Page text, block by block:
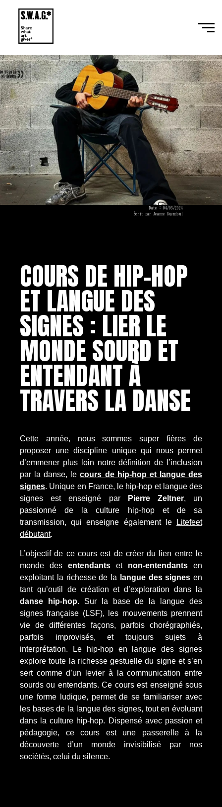
Date : 04/03/2024
Écrit par Jeanne Guendoul
COURS DE HIP-HOP
ET LANGUE DES
SIGNES : LIER LE
MONDE SOURD ET
ENTENDANT À
TRAVERS LA DANSE
Cette année, nous sommes super fières de
proposer une discipline unique qui nous permet
d’emmener plus loin notre définition de l’inclusion
par la danse, lecours de hip-hop et langue des
signes. Unique en France, le hip-hop et langue des
signes est enseigné par
Pierre Zeltner, un
passionné de la culture hip-hop et de sa
transmission, qui enseigne également le
Litefeet
débutant.
L’objectif de ce cours est de créer du lien entre le
monde des entendants et non-entendants en
exploitant la richesse de la
langue des signes en
tant qu’outil de création et d’exploration dans la
danse hip-hop. Sur la base de la langue des
signes française (LSF), les mouvements prennent
vie de différentes façons, parfois chorégraphiés,
parfois improvisés, et toujours sujets à
interprétation. Le hip-hop en langue des signes
explore toute la richesse gestuelle du signe et s’en
sert comme d’un levier à la communication entre
sourds ou entendants. Ce cours est enseigné sous
une forme ludique, permet de se familiariser avec
les bases de la langue des signes, tout en évoluant
dans la culture hip-hop. Dispensé avec passion et
pédagogie, ce cours est une passerelle à la
découverte d’un monde invisibilisé par nos
sociétés, celui du silence.